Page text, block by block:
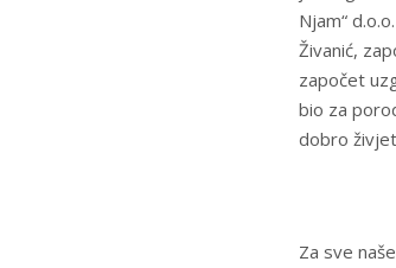
Njam“
Živanić,
započet
bio za
dobro
Za sve